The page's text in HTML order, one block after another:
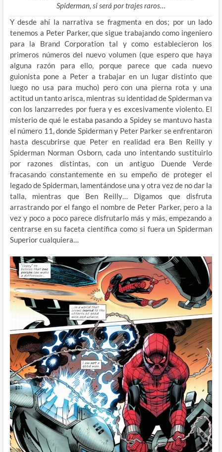
Spiderman, si será por trajes raros…
Y desde ahí la narrativa se fragmenta en dos; por un lado
tenemos a Peter Parker, que sigue trabajando como ingeniero
para la Brand Corporation tal y como establecieron los
primeros números del nuevo volumen (que espero que haya
alguna razón para ello, porque parece que cada nuevo
guionista pone a Peter a trabajar en un lugar distinto que
luego no usa para mucho) pero con una pierna rota y una
actitud un tanto arisca, mientras su identidad de Spiderman va
con los lanzarredes por fuera y es excesivamente violento. El
misterio de qué le estaba pasando a Spidey se mantuvo hasta
el número 11, donde Spiderman y Peter Parker se enfrentaron
hasta descubrirse que Peter en realidad era Ben Reilly y
Spiderman Norman Osborn, cada uno intentando sustituirlo
por razones distintas, con un antiguo Duende Verde
fracasando constantemente en su empeño de proteger el
legado de Spiderman, lamentándose una y otra vez de no dar la
talla, mientras que Ben Reilly… Digamos que disfruta
arrastrando por el fango el nombre de Peter Parker, pero a la
vez y poco a poco parece disfrutarlo más y más, empezando a
centrarse en su faceta científica como si fuera un Spiderman
Superior cualquiera…